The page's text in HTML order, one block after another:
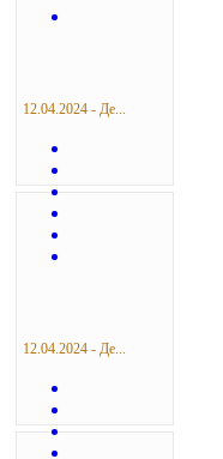
12.04.2024 - Де...
12.04.2024 - Де...